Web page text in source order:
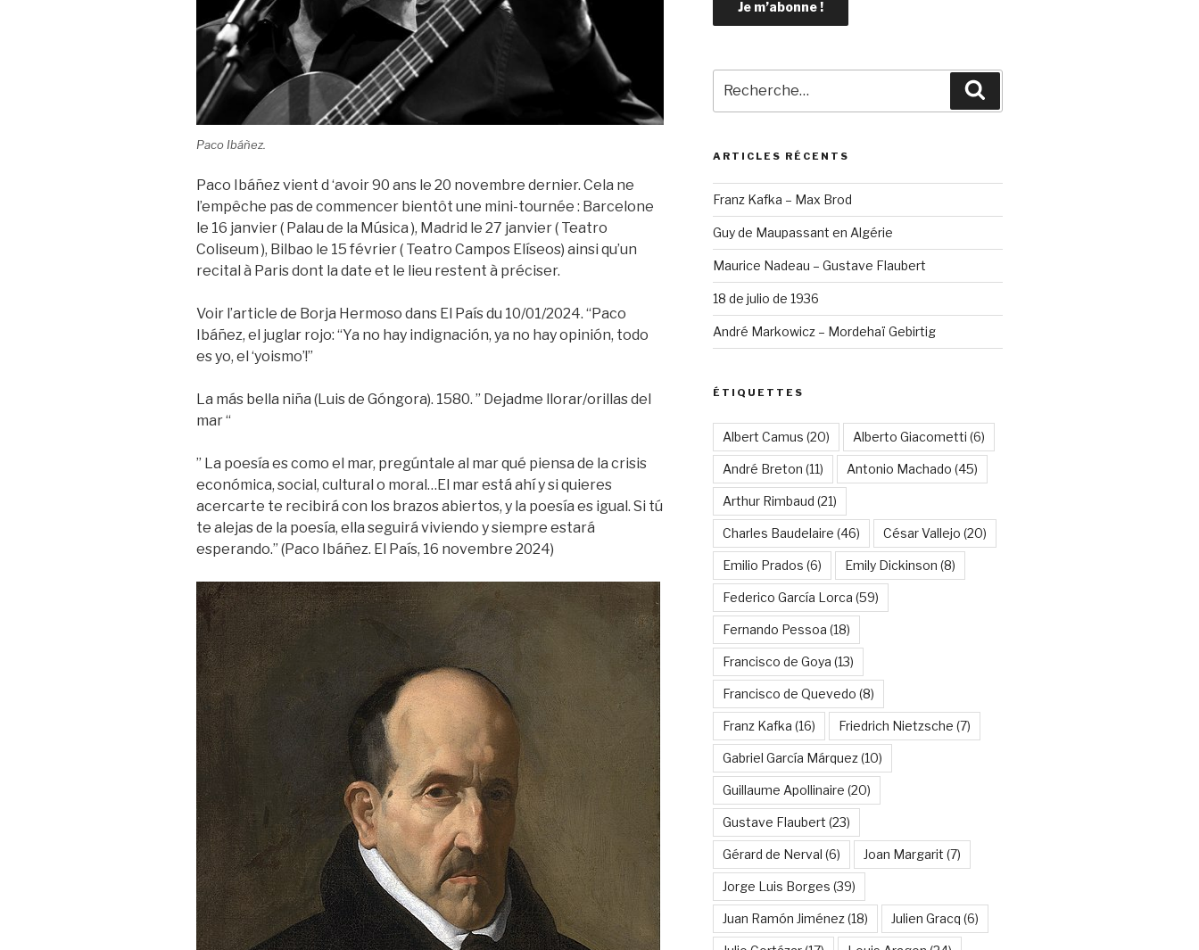
Paco Ibáñez.
Paco Ibáñez vient d ‘avoir 90 ans le 20 novembre dernier. Cela ne
l’empêche pas de commencer bientôt une mini-tournée : Barcelone
le 16 janvier ( Palau de la Música ), Madrid le 27 janvier ( Teatro
Coliseum ), Bilbao le 15 février ( Teatro Campos Elíseos) ainsi qu’un
recital à Paris dont la date et le lieu restent à préciser.
Voir l’article de Borja Hermoso dans El País du 10/01/2024. “Paco
Ibáñez, el juglar rojo: “Ya no hay indignación, ya no hay opinión, todo
es yo, el ‘yoismo’!”
La más bella niña (Luis de Góngora). 1580. ” Dejadme llorar/orillas del
mar “
” La poesía es como el mar, pregúntale al mar qué piensa de la crisis
económica, social, cultural o moral…El mar está ahí y si quieres
acercarte te recibirá con los brazos abiertos, y la poesía es igual. Si tú
te alejas de la poesía, ella seguirá viviendo y siempre estará
esperando.” (Paco Ibáñez. El País, 16 novembre 2024)
pour
:
ARTICLES RÉCENTS
Franz Kafka – Max Brod
Guy de Maupassant en Algérie
Maurice Nadeau – Gustave Flaubert
18 de julio de 1936
André Markowicz – Mordehaï Gebirtig
ÉTIQUETTES
Albert Camus (20) Alberto Giacometti (6)
André Breton (11) Antonio Machado (45)
Arthur Rimbaud (21)
Charles Baudelaire (46) César Vallejo (20)
Emilio Prados (6) Emily Dickinson (8)
Federico García Lorca (59)
Fernando Pessoa (18)
Francisco de Goya (13)
Francisco de Quevedo (8)
Franz Kafka (16) Friedrich Nietzsche (7)
Gabriel García Márquez(10)
Guillaume Apollinaire (20)
Gustave Flaubert (23)
Gérard de Nerval (6) Joan Margarit (7)
Jorge Luis Borges (39)
Juan Ramón Jiménez(18) Julien Gracq (6)